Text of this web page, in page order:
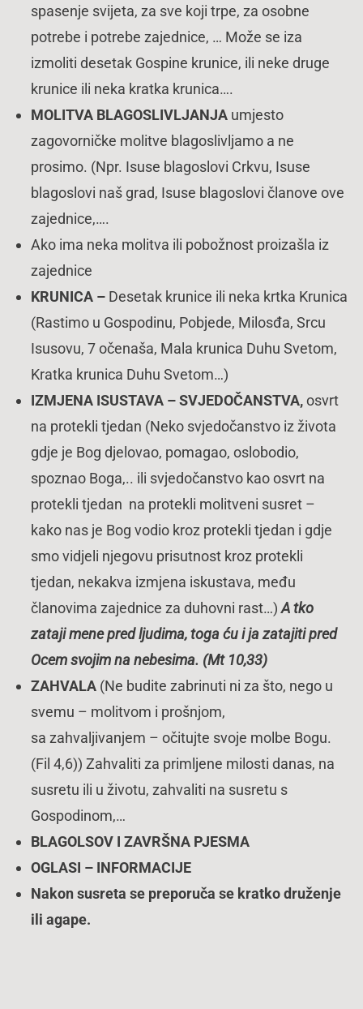
spasenje svijeta, za sve koji trpe, za osobne
potrebe i potrebe zajednice, … Može se iza
izmoliti desetak Gospine krunice, ili neke druge
krunice ili neka kratka krunica….
MOLITVA BLAGOSLIVLJANJAumjesto
zagovorničke molitve blagoslivljamo a ne
prosimo. (Npr. Isuse blagoslovi Crkvu, Isuse
blagoslovi naš grad, Isuse blagoslovi članove ove
zajednice,….
Ako ima neka molitva ili pobožnost proizašla iz
zajednice
KRUNICA– Desetak krunice ili neka krtka Krunica
(Rastimo u Gospodinu, Pobjede, Milosđa, Srcu
Isusovu, 7 očenaša, Mala krunica Duhu Svetom,
Kratka krunica Duhu Svetom…)
IZMJENA ISUSTAVA – SVJEDOČANSTVA,osvrt
na protekli tjedan (Neko svjedočanstvo iz života
gdje je Bog djelovao, pomagao, oslobodio,
spoznao Boga,.. ili svjedočanstvo kao osvrt na
protekli tjedan na protekli molitveni susret –
kako nas je Bog vodio kroz protekli tjedan i gdje
smo vidjeli njegovu prisutnost kroz protekli
tjedan, nekakva izmjena iskustava, među
članovima zajednice za duhovni rast…)A tko
zataji mene pred ljudima, toga ću i ja zatajiti pred
Ocem svojim na nebesima. (Mt 10,33)
ZAHVALA(Ne budite zabrinuti ni za što, nego u
svemu – molitvom i prošnjom,
sa zahvaljivanjem – očitujte svoje molbe Bogu.
(Fil 4,6)) Zahvaliti za primljene milosti danas, na
susretu ili u životu, zahvaliti na susretu s
Gospodinom,…
BLAGOLSOV I ZAVRŠNA PJESMA
OGLASI – INFORMACIJE
Nakon susreta se preporuča se kratko druženje
ili agape.